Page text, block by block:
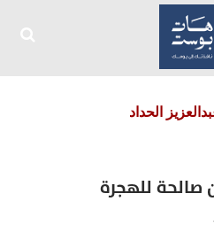
الحداد
صالحة للهجرة